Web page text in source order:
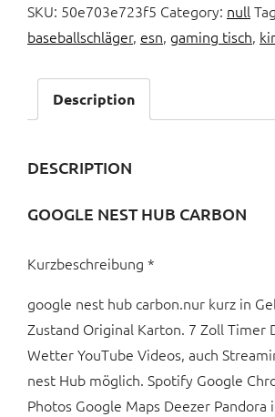
SKU: 50e703e723f5 Category: null
baseballschläger, esn, gaming tisch,
Description
DESCRIPTION
GOOGLE NEST HUB CARBON
Kurzbeschreibung *
google nest hub carbon.nur kurz in
Zustand Original Karton. 7 Zoll Timer
Wetter YouTube Videos, auch
nest Hub möglich. Spotify Google
Photos Google Maps Deezer Pandora